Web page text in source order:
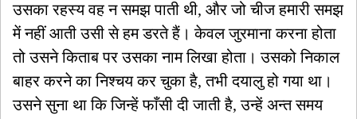
उसका रहस्य वह न समझ पाती थी, और जो चीज हमारी समझ
में नहीं आती उसी से हम डरते हैं। केवल जुरमाना करना होता
तो उसने किताब पर उसका नाम लिखा होता। उसको निकाल
बाहर करने का निश्चय कर चुका है, तभी दयालु हो गया था।
उसने सुना था कि जिन्हें फाँसी दी जाती है, उन्हें अन्त समय